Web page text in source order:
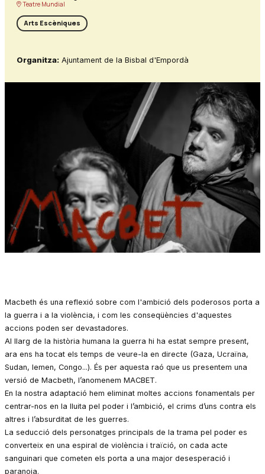
Teatre Mundial
Arts Escèniques
Organitza: Ajuntament de la Bisbal d'Empordà
Macbeth és una reflexió sobre com l'ambició dels poderosos porta a
la guerra i a la violència, i com les conseqüències d'aquestes
accions poden ser devastadores.
Al llarg de la història humana la guerra hi ha estat sempre present,
ara ens ha tocat els temps de veure-la en directe (Gaza, Ucraïna,
Sudan, Iemen, Congo...). És per aquesta raó que us presentem una
versió de Macbeth, l’anomenem MACBET.
En la nostra adaptació hem eliminat moltes accions fonamentals per
centrar-nos en la lluita pel poder i l’ambició, el crims d’uns contra els
altres i l’absurditat de les guerres.
La seducció dels personatges principals de la trama pel poder es
converteix en una espiral de violència i traïció, on cada acte
sanguinari que cometen els porta a una major desesperació i
paranoia.